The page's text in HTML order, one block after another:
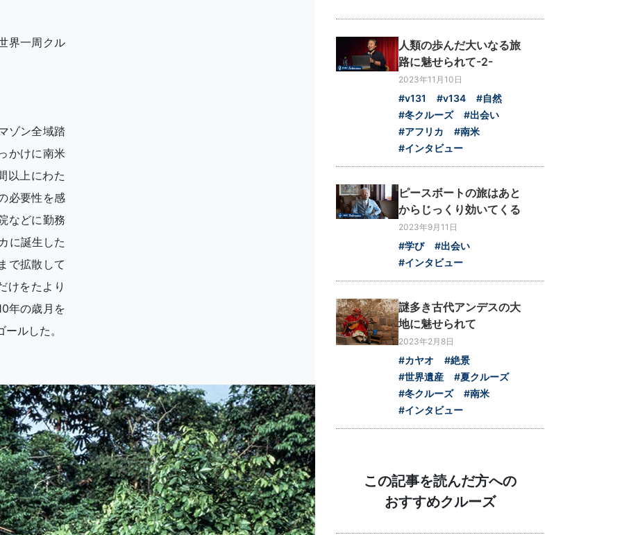
界一周クル
ゾン全域踏
かけに南米
以上にわた
必要性を感
などに勤務
に誕生した
で拡散して
けをたより
年の歳月を
ルした。
人類の歩んだ大いなる旅
路に魅せられて-2-
2023年11月10日
#v131 #v134
#自然
#冬クルーズ
#出会い
#アフリカ
#南米
#インタビュー
ピースボートの旅はあと
からじっくり効いてくる
2023年9月11日
#学び
#出会い
#インタビュー
謎多き古代アンデスの大
地に魅せられて
2023年2月8日
#カヤオ
#絶景
#世界遺産
#夏クルーズ
#冬クルーズ
#南米
#インタビュー
この記事を読んだ方への
おすすめクルーズ